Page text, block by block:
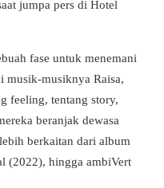
jumpa pers di Hotel
fase untuk menemani
musik-musiknya Raisa,
feeling, tentang story,
beranjak dewasa
berkaitan dari album
(2022), hingga ambiVert